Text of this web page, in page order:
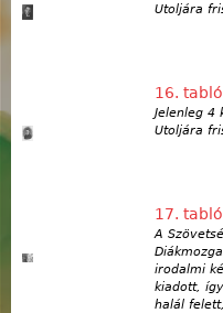
Utoljára
16. tabló
Jelenleg 4
Utoljára
17. tabló
A
irodalmi
kiadott,
halál